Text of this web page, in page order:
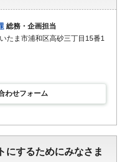
総務・企画担当
たま市浦和区高砂三丁目15番1
わせフォーム
にするためにみなさま